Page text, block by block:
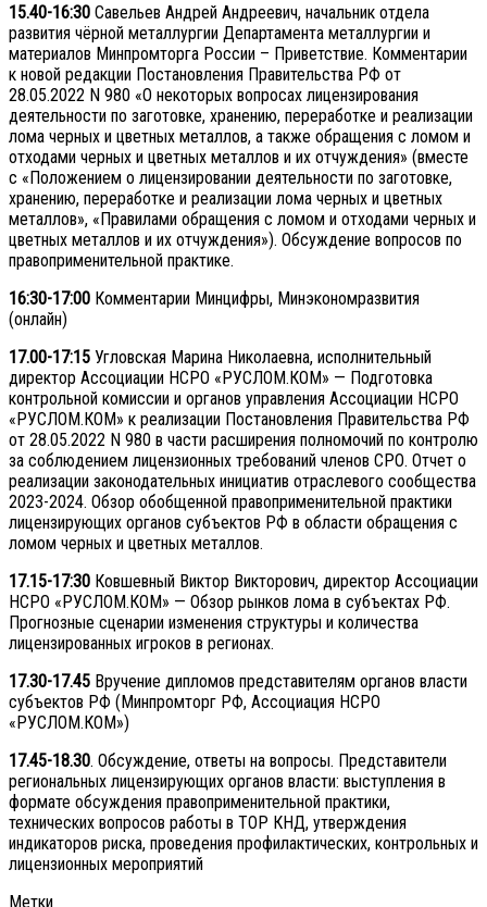
15.40-16:30 Савельев Андрей Андреевич, начальник отдела
развития чёрной металлургии Департамента металлургии и
материалов Минпромторга России – Приветствие. Комментарии
к новой редакции Постановления Правительства РФ от
28.05.2022 N 980 «О некоторых вопросах лицензирования
деятельности по заготовке, хранению, переработке и реализации
лома черных и цветных металлов, а также обращения с ломом и
отходами черных и цветных металлов и их отчуждения» (вместе
с «Положением о лицензировании деятельности по заготовке,
хранению, переработке и реализации лома черных и цветных
металлов», «Правилами обращения с ломом и отходами черных и
цветных металлов и их отчуждения»). Обсуждение вопросов по
правоприменительной практике.
16:30-17:00 Комментарии Минцифры, Минэкономразвития
(онлайн)
17.00-17:15 Угловская Марина Николаевна, исполнительный
директор Ассоциации НСРО «РУСЛОМ.КОМ» — Подготовка
контрольной комиссии и органов управления Ассоциации НСРО
«РУСЛОМ.КОМ» к реализации Постановления Правительства РФ
от 28.05.2022 N 980 в части расширения полномочий по контролю
за соблюдением лицензионных требований членов СРО. Отчет о
реализации законодательных инициатив отраслевого сообщества
2023-2024. Обзор обобщенной правоприменительной практики
лицензирующих органов субъектов РФ в области обращения с
ломом черных и цветных металлов.
17.15-17:30 Ковшевный Виктор Викторович, директор Ассоциации
НСРО «РУСЛОМ.КОМ» — Обзор рынков лома в субъектах РФ.
Прогнозные сценарии изменения структуры и количества
лицензированных игроков в регионах.
17.30-17.45 Вручение дипломов представителям органов власти
субъектов РФ (Минпромторг РФ, Ассоциация НСРО
«РУСЛОМ.КОМ»)
17.45-18.30. Обсуждение, ответы на вопросы. Представители
региональных лицензирующих органов власти: выступления в
формате обсуждения правоприменительной практики,
технических вопросов работы в ТОР КНД, утверждения
индикаторов риска, проведения профилактических, контрольных и
лицензионных мероприятий
Метки